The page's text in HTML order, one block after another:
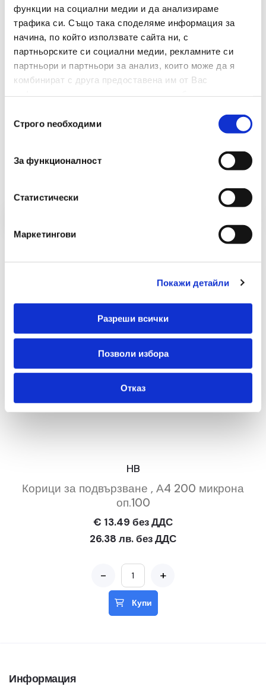
функции на социални медии и да анализираме
трафика си. Също така споделяме информация за
начина, по който използвате сайта ни, с
партньорските си социални медии, рекламните си
партньори и партньори за анализ, които може да я
комбинират с друга предоставена им от Вас
наСтрого nеобходими
За функционалност
Статистически
Маркетингови
Покажи детайли
Разреши всички
Позволи избора
Отказ
Брой В Опаковка 350
Препоръчани Продукти
HB
Корици за подвързване , А4 200 микрона
оп.100
€ 13.49 без ДДС
26.38 лв. без ДДС
- +
Купи
Информация